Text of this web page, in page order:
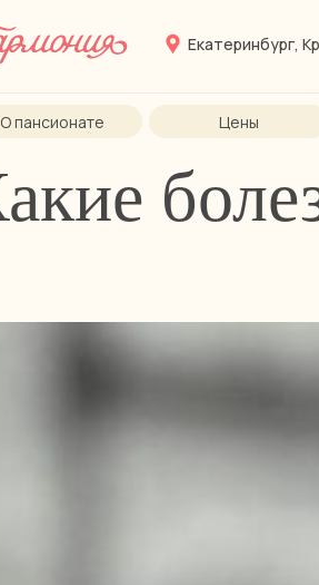
Екатеринбург,
О пансионате Цены